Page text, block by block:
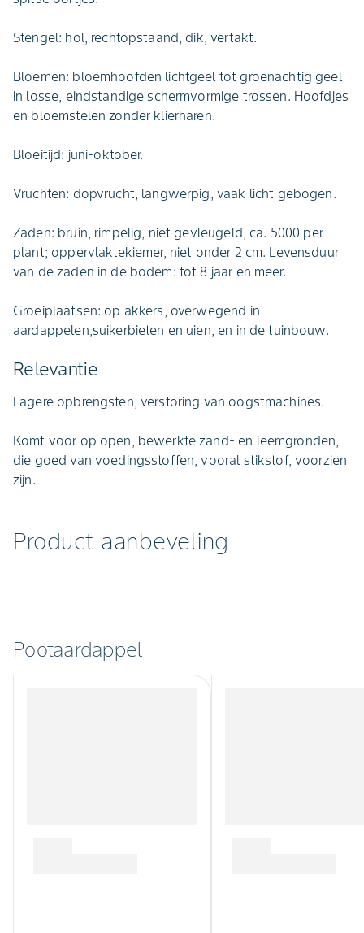
Stengel: hol, rechtopstaand, dik, vertakt.
Bloemen: bloemhoofden lichtgeel tot groenachtig geel
in losse, eindstandige schermvormige trossen. Hoofdjes
en bloemstelen zonder klierharen.
Bloeitijd: juni-oktober.
Vruchten: dopvrucht, langwerpig, vaak licht gebogen.
Zaden: bruin, rimpelig, niet gevleugeld, ca. 5000 per
plant; oppervlaktekiemer, niet onder 2 cm. Levensduur
van de zaden in de bodem: tot 8 jaar en meer.
Groeiplaatsen: op akkers, overwegend in
aardappelen,suikerbieten en uien, en in de tuinbouw.
Relevantie
Lagere opbrengsten, verstoring van oogstmachines.
Komt voor op open, bewerkte zand- en leemgronden,
die goed van voedingsstoffen, vooral stikstof, voorzien
zijn.
Product aanbeveling
Pootaardappel